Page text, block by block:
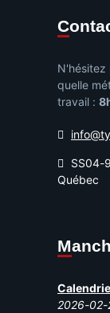
N'hésitez
quelle
travail :
SS04-
Québec
2026-02-